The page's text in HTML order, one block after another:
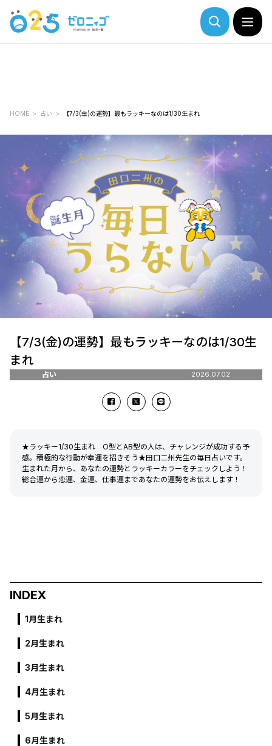
HOME 占い 【7/3(金)の運勢】最もラッキーなのは1/30生まれ
【7/3(金)の運勢】最もラッキーなのは1/30生
まれ
占い 2026.07.02
★ラッキー1/30生まれ O型とAB型の人は、チャレンジが成功する予
感。積極的な行動が幸運を招きそう★田口二州先生の毎日占いです。
生まれた月から、あなたの運勢とラッキーカラーをチェックしよう！
総合運から恋運、金運、仕事運まであなたの運勢をお伝えします！
INDEX
1月生まれ
2月生まれ
3月生まれ
4月生まれ
5月生まれ
6月生まれ